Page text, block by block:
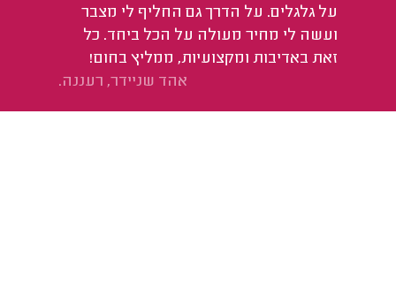
על גלגלים. על הדרך גם החליף לי מצבר
ועשה לי מחיר מעולה על הכל ביחד. כל
זאת באדיבות ומקצועיות, ממליץ בחום!
אהד שניידר, רעננה.